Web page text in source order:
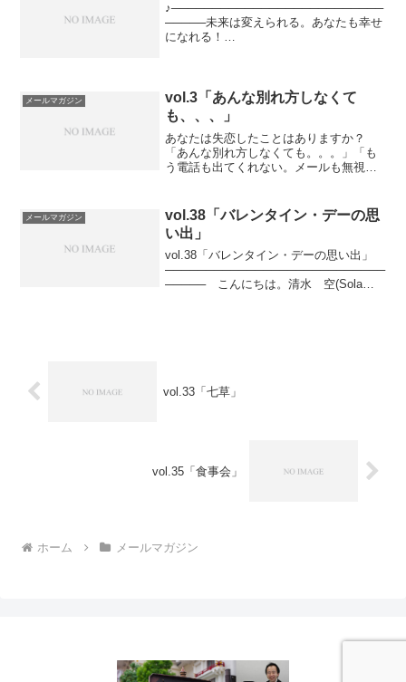
♪──────────────────────────
─────未来は変えられる。あなたも幸せ
になれる！
ウンセ...
メールマガジン
vol.3「あんな別れ方しなくて
も、、、」
あなたは失恋したことはありますか？
「あんな別れ方しなくても。。。」「も
う電話も出てくれない。メールも無視さ
たは怒っているんだね。そして、悲しく
て、後悔もしていて、傷つい...
メールマガジン
vol.38「バレンタイン・デーの思
い出」
vol.38「バレンタイン・デーの思い出」
───────────────────────────
───── こんにちは。清水 空(Sola
vol.33「七草」
vol.35「食事会」
ホーム メールマガジン